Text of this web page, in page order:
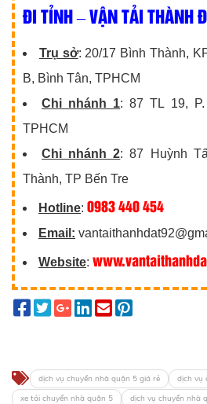
ĐI TỈNH – VẬN TẢI THÀNH
Trụ sở: 20/17 Bình Thành,
B, Bình Tân, TPHCM
Chi nhánh 1: 87 TL 19,
TPHCM
Chi nhánh 2: 87 Huỳnh
Thành, TP Bến Tre
Hotline: 0983 440 454
Email:
Website:
dịch vụ chuyển nhà quận 5 giá rẻ
dịch vụ
xe tải chuyển nhà quận 5
dịch vụ chuyển nhà